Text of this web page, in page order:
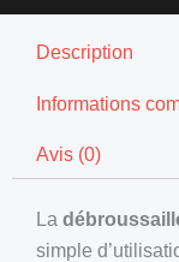
Description
Informations
Avis (0)
La
simple